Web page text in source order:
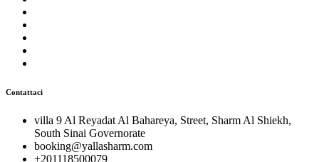
Contattaci
villa 9 Al Reyadat Al Bahareya, Street, Sharm Al Shiekh,
South Sinai Governorate
booking@yallasharm.com
+201118500079